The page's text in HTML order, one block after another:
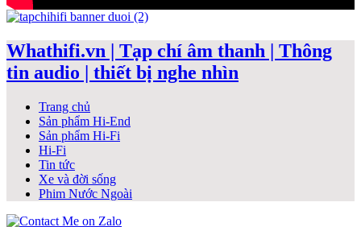
Whathifi.vn | Tạp chí âm thanh | Thông
tin audio | thiết bị nghe nhìn
Trang chủ
Sản phẩm Hi-End
Sản phẩm Hi-Fi
Hi-Fi
Tin tức
Xe và đời sống
Phim Nước Ngoài